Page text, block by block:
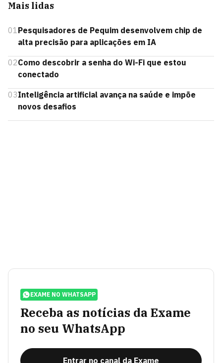
Mais lidas
01Pesquisadores de Pequim desenvolvem chip de
alta precisão para aplicações em IA
02Como descobrir a senha do Wi-Fi que estou
conectado
03Inteligência artificial avança na saúde e impõe
novos desafios
EXAME NO WHATSAPP
Receba as notícias da Exame
no seu WhatsApp
Entrar no canal da Exame